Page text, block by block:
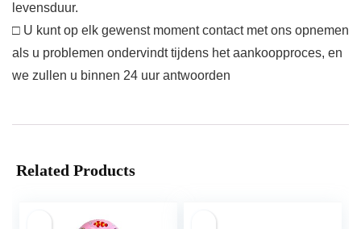
levensduur.
□ U kunt op elk gewenst moment contact met ons opnemen
als u problemen ondervindt tijdens het aankoopproces, en
we zullen u binnen 24 uur antwoorden
Related Products